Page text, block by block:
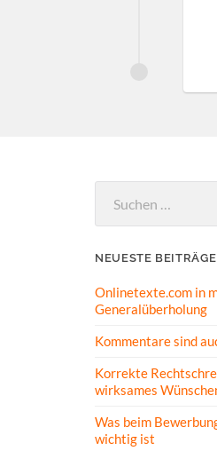
nach:
NEUESTE BEITRÄGE
Onlinetexte.com in
Generalüberholung
Kommentare sind
Korrekte
wirksames
Was beim
wichtig ist